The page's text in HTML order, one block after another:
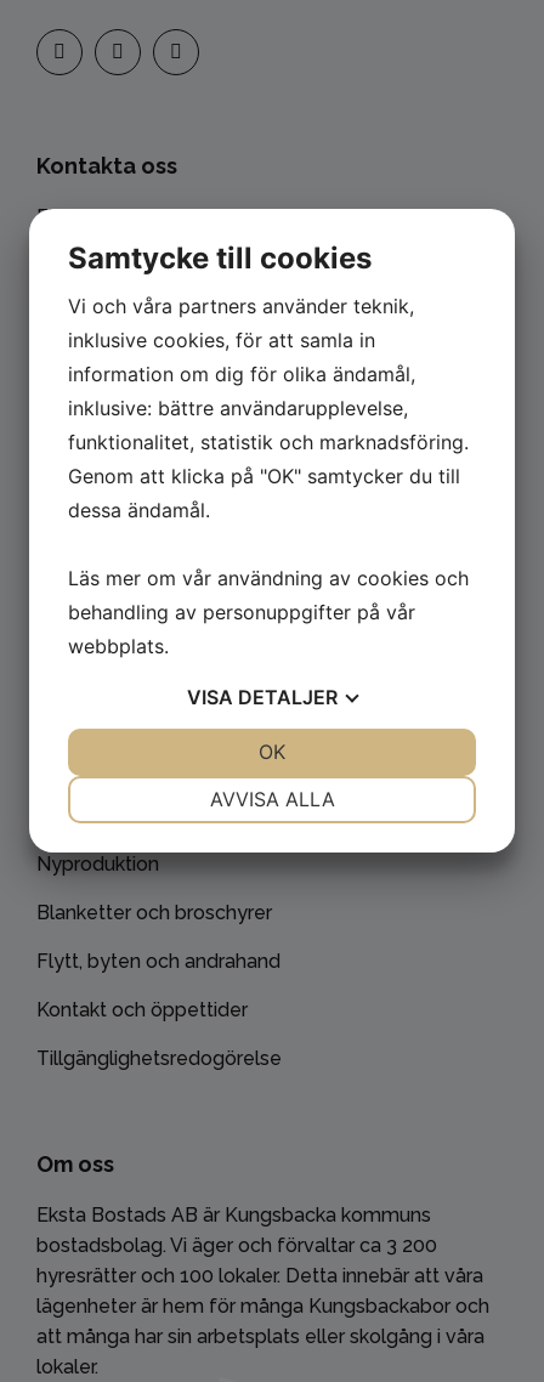
Kontakta oss
Eksta Bostads AB
Box 10400
434 24 Kungsbacka
Kundtjänst: 0300-356 00
Akuta problem kvällar/helger:
031-334 11 35
E-post: info@eksta.se
Besök oss
Genvägar
Felanmälan
Söka lägenhet
Nyproduktion
Blanketter och broschyrer
Flytt, byten och andrahand
Kontakt och öppettider
Tillgänglighetsredogörelse
Om oss
Eksta Bostads AB är Kungsbacka kommuns
bostadsbolag. Vi äger och förvaltar ca 3 200
hyresrätter och 100 lokaler. Detta innebär att våra
lägenheter är hem för många Kungsbackabor och
att många har sin arbetsplats eller skolgång i våra
lokaler.
Samtycke till cookies
Vi och våra partners använder teknik,
inklusive cookies, för att samla in
information om dig för olika ändamål,
inklusive: bättre användarupplevelse,
funktionalitet, statistik och marknadsföring.
Genom att klicka på "OK" samtycker du till
dessa ändamål.
Läs mer om vår användning av cookies och
behandling av personuppgifter på vår
webbplats.
VISA DETALJER
MARKNADSFÖRING
AVVISA ALLA
OK